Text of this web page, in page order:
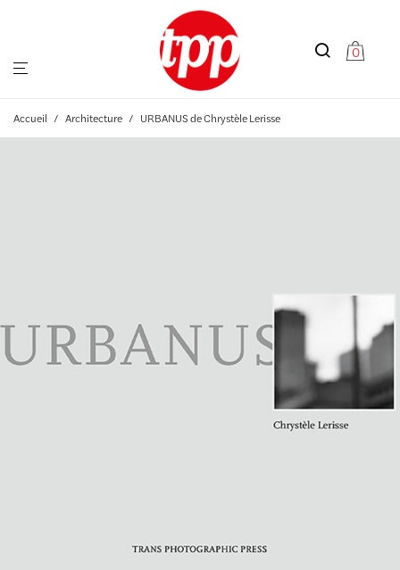
0
Accueil / Architecture / URBANUS de Chrystèle Lerisse